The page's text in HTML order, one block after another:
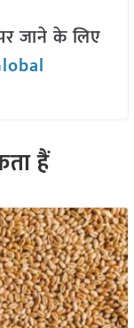
जाने के लिए
हैं